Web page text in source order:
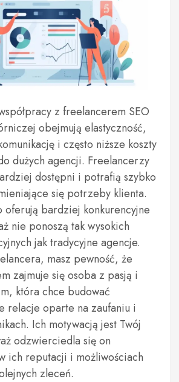
z freelancerem SEO
obejmują elastyczność,
i często niższe koszty
dużych agencji. Freelancerzy
dostępni i potrafią szybko
się potrzeby klienta.
oferują bardziej konkurencyjne
nie ponoszą tak wysokich
jak tradycyjne agencje.
masz pewność, że
zajmuje się osoba z pasją i
która chce budować
relacje oparte na zaufaniu i
Ich motywacją jest Twój
odzwierciedla się on
ich reputacji i możliwościach
zleceń.